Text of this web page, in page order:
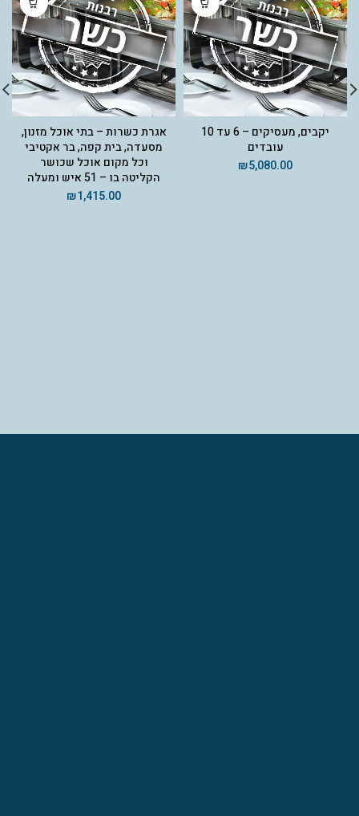
יקבים, מעסיקים – 6 עד 10
עובדים
₪5,080.00
אגרת כשרות – בתי אוכל מזנון,
מסעדה, בית קפה, בר אקטיבי
וכל מקום אוכל שכושר
הקליטה בו – 51 איש ומעלה
₪1,415.00